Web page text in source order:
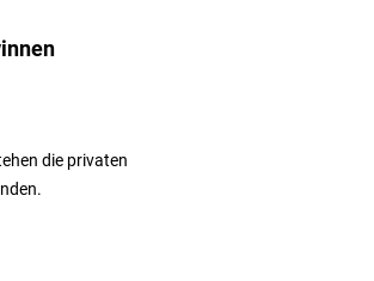
die privaten